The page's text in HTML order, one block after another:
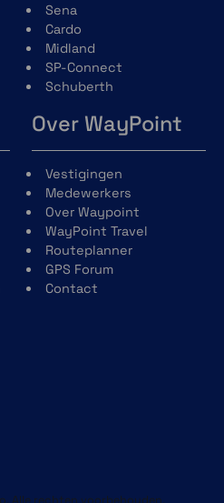
algehele gezondheid door
terwijl je slaapt.
je hartslag en
je te waarschuwen als
geselecteerde bereik
Sena
Cardo
Midland
SP-Connect
Schuberth
Over WayPoint
Vestigingen
Medewerkers
Over Waypoint
WayPoint Travel
Routeplanner
GPS Forum
Contact
Alle rechten voorbehouden.